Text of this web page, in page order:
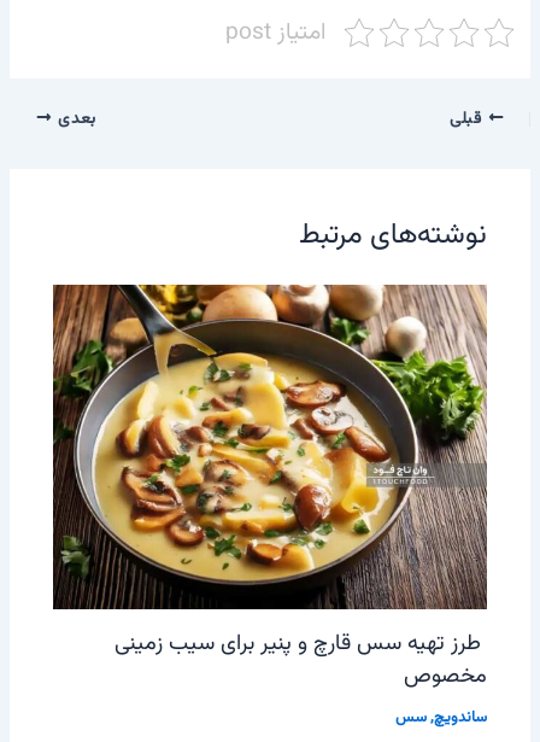
امتیاز post
قبلی بعدی
نوشته‌های مرتبط
طرز تهیه سس قارچ و پنیر برای سیب زمینی
مخصوص
ساندویچ,سس